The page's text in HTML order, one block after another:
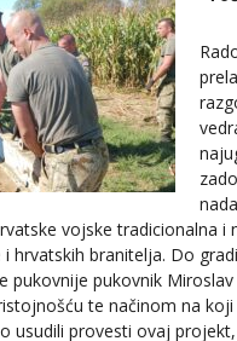
vojske tradicionalna
hrvatskih branitelja. Do
pukovnije pukovnik
te načinom na
usudili provesti ovaj